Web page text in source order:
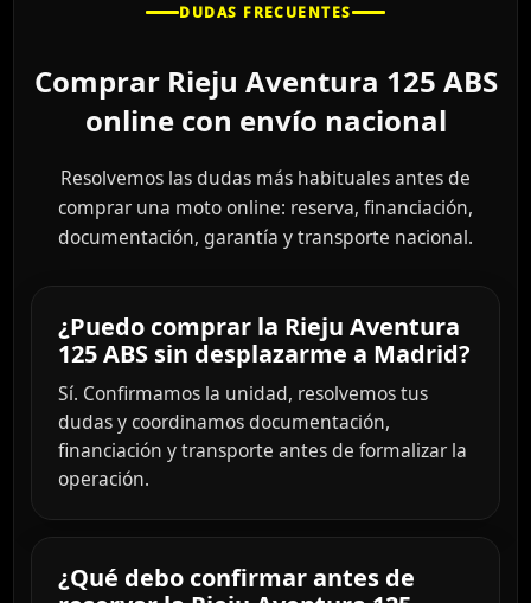
DUDAS FRECUENTES
Comprar Rieju Aventura 125 ABS
online con envío nacional
Resolvemos las dudas más habituales antes de
comprar una moto online: reserva, financiación,
documentación, garantía y transporte nacional.
¿Puedo comprar la Rieju Aventura
125 ABS sin desplazarme a Madrid?
Sí. Confirmamos la unidad, resolvemos tus
dudas y coordinamos documentación,
financiación y transporte antes de formalizar la
operación.
¿Qué debo confirmar antes de